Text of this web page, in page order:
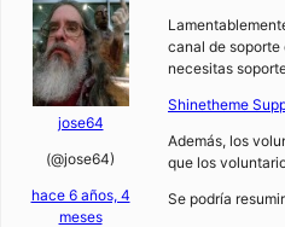
jose64
(@jose64)
hace 6 años, 4
meses
canal de soporte
necesitas
Shinetheme
Además, los
que los
Se podría